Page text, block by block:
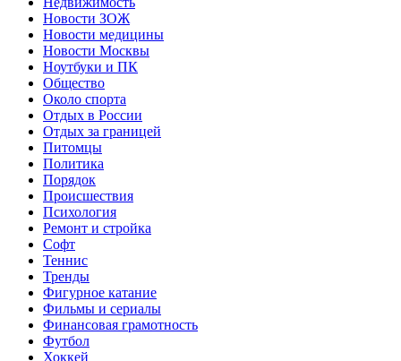
Новости ЗОЖ
Новости медицины
Новости Москвы
Ноутбуки и ПК
Общество
Около спорта
Отдых в России
Отдых за границей
Питомцы
Политика
Порядок
Происшествия
Психология
Ремонт и стройка
Софт
Теннис
Тренды
Фигурное катание
Фильмы и сериалы
Финансовая грамотность
Футбол
Хоккей